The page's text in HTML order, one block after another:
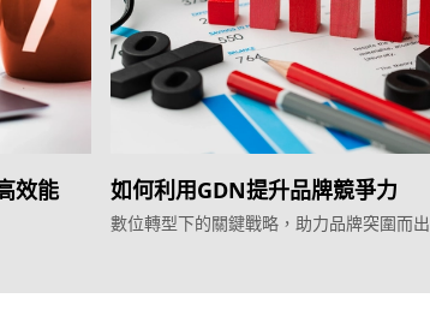
效能 如何利用GDN提升品牌競爭力
數位轉型下的關鍵戰略，助力品牌突圍而出